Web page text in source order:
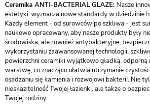
Ceramika ANTI-BACTERIAL GLAZE: Nasze
estetyki wyznacza nowe standardy w dziedzinie
Każdy element - od surowców po szkliwa - jest
naukowo opracowany, aby nasze produkty były
środowiska, ale również antybakteryjne,
wykorzystaniu zaawansowanej technologii,
powierzchni ceramiki wyjątkowo gładką, odporną
warstwę, co znacząco ułatwia utrzymanie
osadzaniu się kamienia i rozwojowi bakterii. Nie
nieskazitelność Twojej łazienki, ale także o
Twojej rodziny.